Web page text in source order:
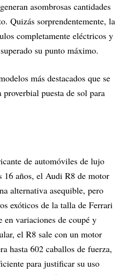
asombrosas cantidades
Quizás sorprendentemente, la
completamente eléctricos y
su punto máximo.
más destacados que se
puesta de sol para
de automóviles de lujo
16 años, el Audi R8 de motor
alternativa asequible, pero
exóticos de la talla de Ferrari
variaciones de coupé y
el R8 sale con un motor
hasta 602 caballos de fuerza,
para justificar su uso